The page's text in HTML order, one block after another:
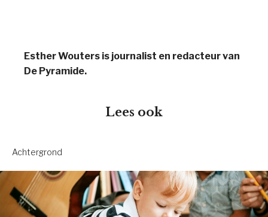
Esther Wouters is journalist en redacteur van
De Pyramide.
Lees ook
Achtergrond